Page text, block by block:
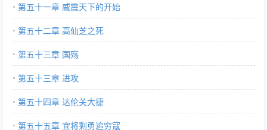
第五十一章 威震天下的开始
第五十二章 高仙芝之死
第五十三章 国殇
第五十三章 进攻
第五十四章 达伦关大捷
第五十五章 宜将剩勇追穷寇